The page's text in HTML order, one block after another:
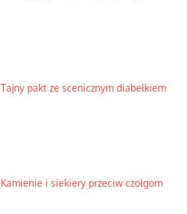
Tajny pakt ze scenicznym diabełkiem
Kamienie i siekiery przeciw czołgom